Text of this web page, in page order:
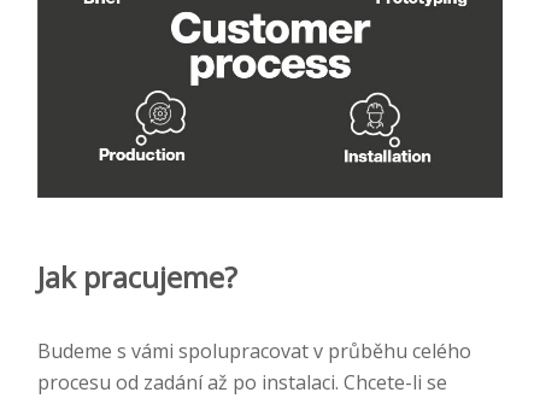
Jak pracujeme?
Budeme s vámi spolupracovat v průběhu celého
procesu od zadání až po instalaci. Chcete-li se